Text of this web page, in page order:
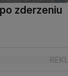
zderzeniu